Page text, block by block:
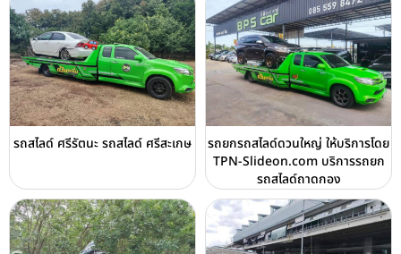
รถสไลด์ ศรีรัตนะ รถสไลด์ ศรีสะเกษ
รถยกรถสไลด์ดวนใหญ่ ให้บริการโดย
TPN-Slideon.com บริการรถยก
รถสไลด์ถาดกอง